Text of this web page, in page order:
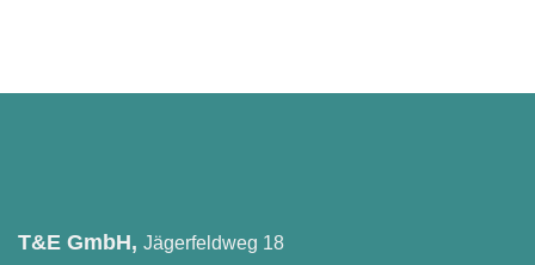
T&E GmbH, Jägerfeldweg 18